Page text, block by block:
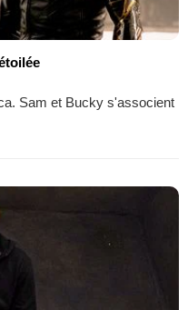
Sam et Bucky s'associent